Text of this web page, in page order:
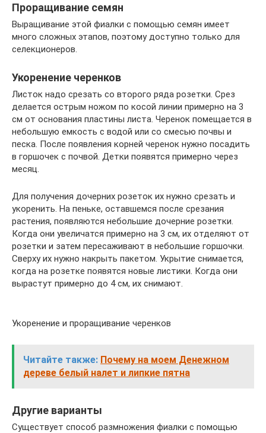
Проращивание семян
Выращивание этой фиалки с помощью семян имеет
много сложных этапов, поэтому доступно только для
селекционеров.
Укоренение черенков
Листок надо срезать со второго ряда розетки. Срез
делается острым ножом по косой линии примерно на 3
см от основания пластины листа. Черенок помещается в
небольшую емкость с водой или со смесью почвы и
песка. После появления корней черенок нужно посадить
в горшочек с почвой. Детки появятся примерно через
месяц.
Для получения дочерних розеток их нужно срезать и
укоренить. На пеньке, оставшемся после срезания
растения, появляются небольшие дочерние розетки.
Когда они увеличатся примерно на 3 см, их отделяют от
розетки и затем пересаживают в небольшие горшочки.
Сверху их нужно накрыть пакетом. Укрытие снимается,
когда на розетке появятся новые листики. Когда они
вырастут примерно до 4 см, их снимают.
Укоренение и проращивание черенков
Читайте также: Почему на моем Денежном
дереве белый налет и липкие пятна
Другие варианты
Существует способ размножения фиалки с помощью